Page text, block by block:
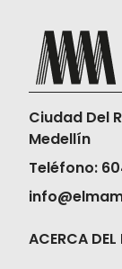
Ciudad Del
Medellín
Teléfono:
ACERCA